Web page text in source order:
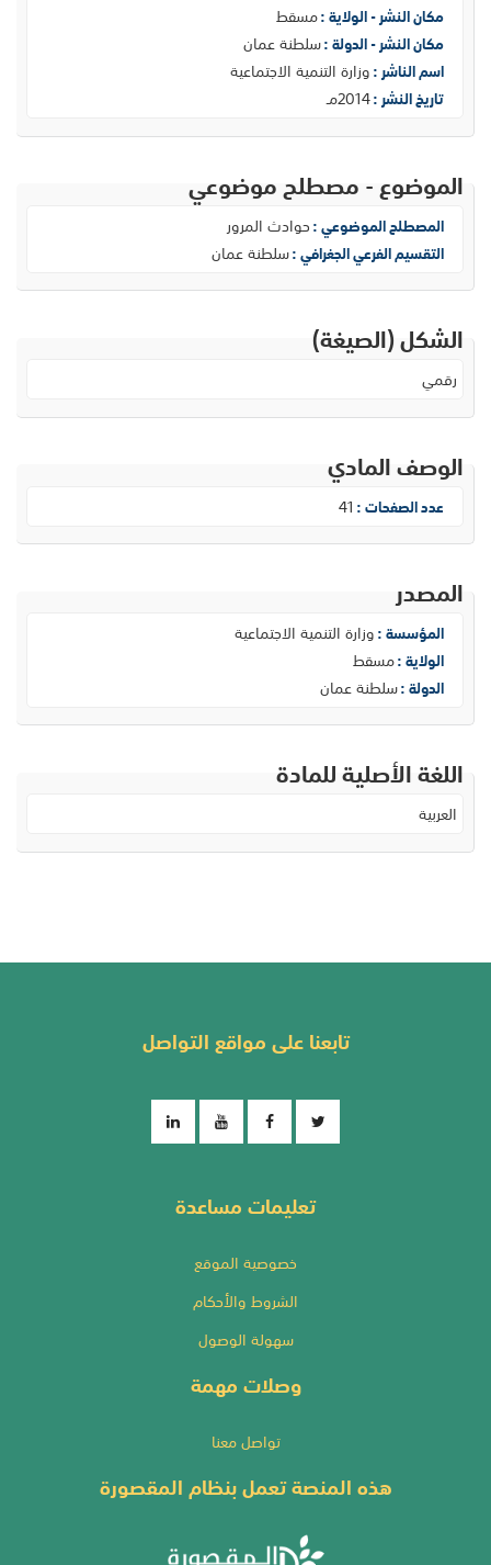
مكان النشر - الولاية :مسقط
مكان النشر - الدولة :سلطنة عمان
اسم الناشر :وزارة التنمية الاجتماعية
تاريخ النشر :2014مـ
الموضوع - مصطلح موضوعي
المصطلح الموضوعي :حوادث المرور
التقسيم الفرعي الجغرافي :سلطنة عمان
الشكل (الصيغة)
رقمي
الوصف المادي
عدد الصفحات : 41
المصدر
المؤسسة :وزارة التنمية الاجتماعية
الولاية :مسقط
الدولة :سلطنة عمان
اللغة الأصلية للمادة
العربية
تابعنا على مواقع التواصل
تعليمات مساعدة
خصوصية الموقع
الشروط والأحكام
سهولة الوصول
وصلات مهمة
تواصل معنا
هذه المنصة تعمل بنظام المقصورة